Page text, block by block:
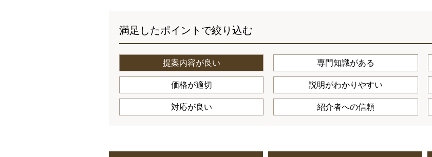
満足したポイントで絞り込む
提案内容が良い 専門知識がある
価格が適切 説明がわかりやすい
対応が良い 紹介者への信頼